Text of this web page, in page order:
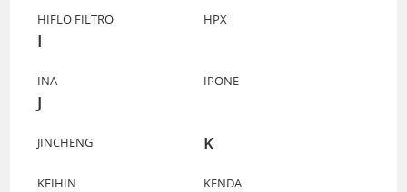
HIFLO FILTRO HPX
I
INA IPONE
J
JINCHENG K
KEIHIN
KENDA